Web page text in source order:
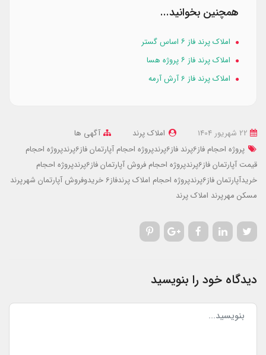
همچنین بخوانید...
املاک پرند فاز ۶ اساس گستر
املاک پرند فاز ۶ پروژه هسا
املاک پرند فاز 6 آرش آرمه
املاک پرند
آگهی ها
پروژه احجام فاز6پرند
فاز6پرندپروژه احجام
آپارتمان فاز6پرندپروژه احجام
قیمت آپارتمان فاز6پرندپروژه احجام
فروش آپارتمان فاز6پرندپروژه احجام
خریدآپارتمان فاز6پرندپروژه احجام
املاک پرندفاز6
خریدوفروش آپارتمان شهرپرند
مسکن مهرپرند املاک پرند
دیدگاه خود را بنویسید